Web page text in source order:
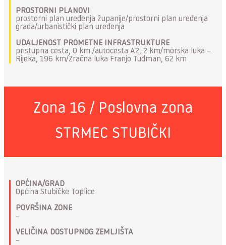
PROSTORNI PLANOVI
prostorni plan uređenja županije/prostorni plan uređenja
grada/urbanistički plan uređenja
UDALJENOST PROMETNE INFRASTRUKTURE
pristupna cesta, 0 km /autocesta A2, 2 km/morska luka –
Rijeka, 196 km/Zračna luka Franjo Tuđman, 62 km
Zona 16 / Poslovna zona
STRMEC STUBIČKI
OPĆINA/GRAD
Općina Stubičke Toplice
POVRŠINA ZONE
–
VELIČINA DOSTUPNOG ZEMLJIŠTA
–